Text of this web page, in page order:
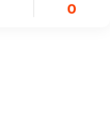
0